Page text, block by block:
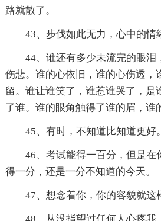
路就散了。
43、步伐如此无力，心中的情
44、谁还有多少未流完的眼泪
伤悲。谁的心依旧，谁的心伤透，
留。谁让谁笑了，谁惹谁哭了，是
了谁。谁的眼角触得了谁的眉，谁
45、有时，不知道比知道更好。
46、考试能得一百分，但是在
得一分，还是一分不知道的今天。
47、想念着你，你的容貌就这